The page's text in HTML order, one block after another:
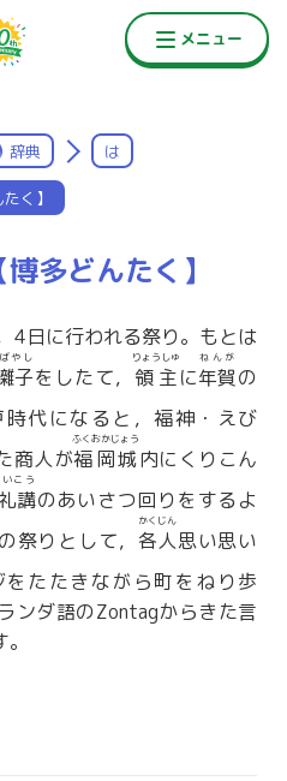
辞典 は
く】
多どんたく】
4日に行われる祭り。もとは
子
やし
をしたて， 領主
りょうしゅ
に年賀
ねんが
の
時代になると，福神・えび
商人が福岡城
ふくおかじょう
内にくりこん
講
こう
のあいさつ回りをするよ
の祭りとして， 各人
かくじん
思い思い
たたきながら町をねり歩
ンダ語のZontagからきた言